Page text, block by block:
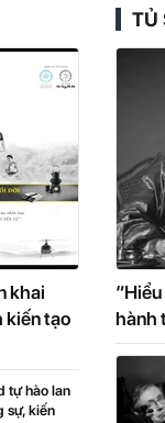
khai
kiến tạo
tự hào lan
sự, kiến
TỦ
hành